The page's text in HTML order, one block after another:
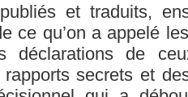
et traduits,
ce qu’on a appelé
déclarations de
secrets et